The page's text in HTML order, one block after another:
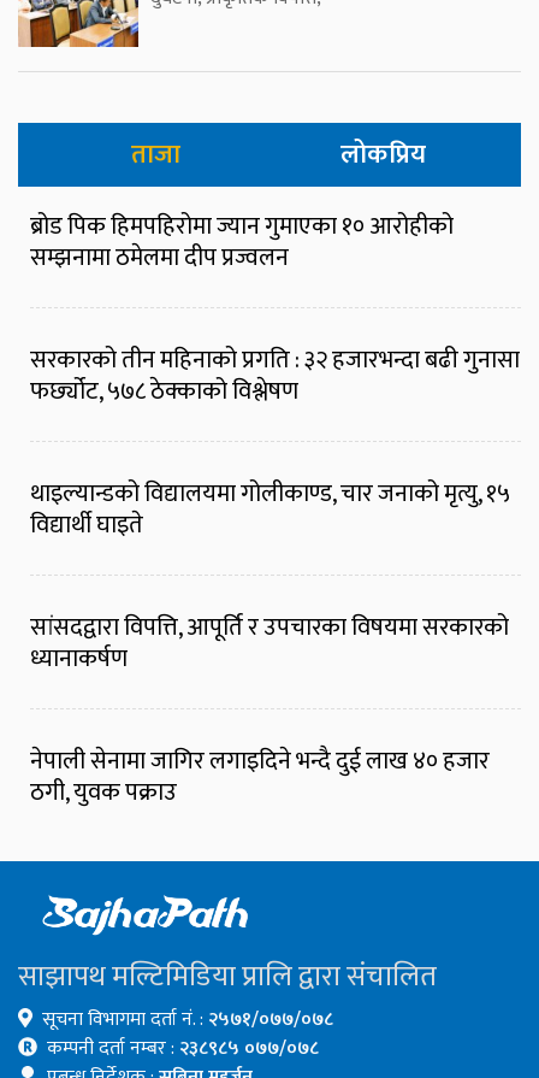
ताजा लोकप्रिय
ब्रोड पिक हिमपहिरोमा ज्यान गुमाएका १० आरोहीको
सम्झनामा ठमेलमा दीप प्रज्वलन
सरकारको तीन महिनाको प्रगति : ३२ हजारभन्दा बढी गुनासा
फर्छ्योट, ५७८ ठेक्काको विश्लेषण
थाइल्यान्डको विद्यालयमा गोलीकाण्ड, चार जनाको मृत्यु, १५
विद्यार्थी घाइते
सांसदद्वारा विपत्ति, आपूर्ति र उपचारका विषयमा सरकारको
ध्यानाकर्षण
नेपाली सेनामा जागिर लगाइदिने भन्दै दुई लाख ४० हजार
ठगी, युवक पक्राउ
साझापथ मल्टिमिडिया प्रालि द्वारा संचालित
सूचना विभागमा दर्ता नं. : २५७१/०७७/०७८
कम्पनी दर्ता नम्बर : २३८९८५ ०७७/०७८